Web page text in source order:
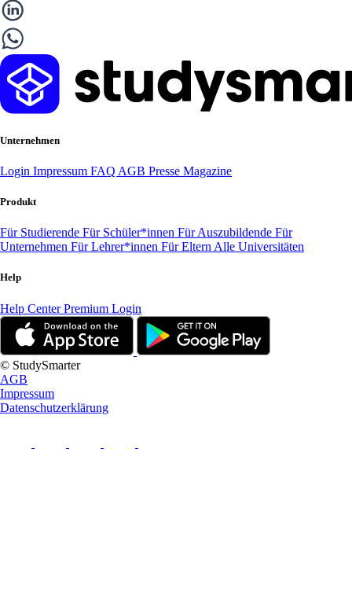
Unternehmen
Login Impressum FAQ AGB Presse Magazine
Produkt
Für Studierende Für Schüler*innen Für Auszubildende Für
Unternehmen Für Lehrer*innen Für Eltern Alle Universitäten
Help
Help CenterPremium Login
© StudySmarter
AGB
Impressum
Datenschutzerklärung